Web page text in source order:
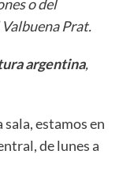
o del
Prat.
argentina,
estamos en
de lunes a